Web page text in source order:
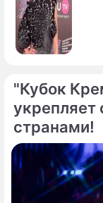
"Кубок
странами!